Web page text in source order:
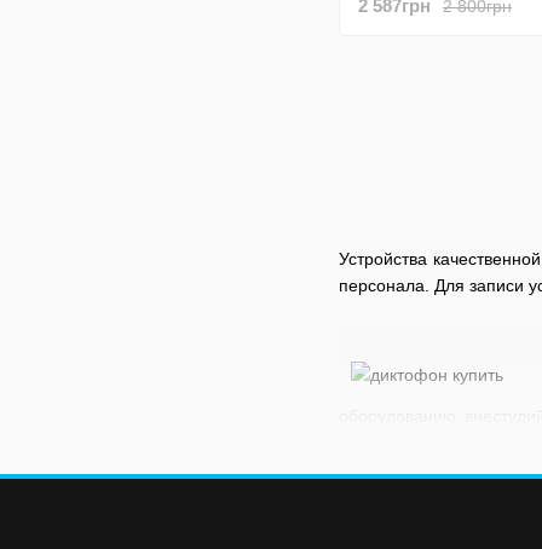
Устройства
персонала. Для записи
Используются
трансформации устной
часов работы)2 800грн
2 587грн